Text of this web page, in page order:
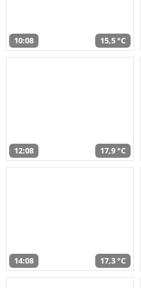
10:08 15,5 °C
12:08 17,9 °C
14:08 17,3 °C